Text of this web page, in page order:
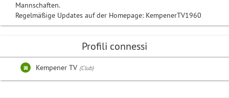
Mannschaften.
Regelmäßige Updates auf der Homepage: KempenerTV1960
Profili connessi
Kempener TV (Club)